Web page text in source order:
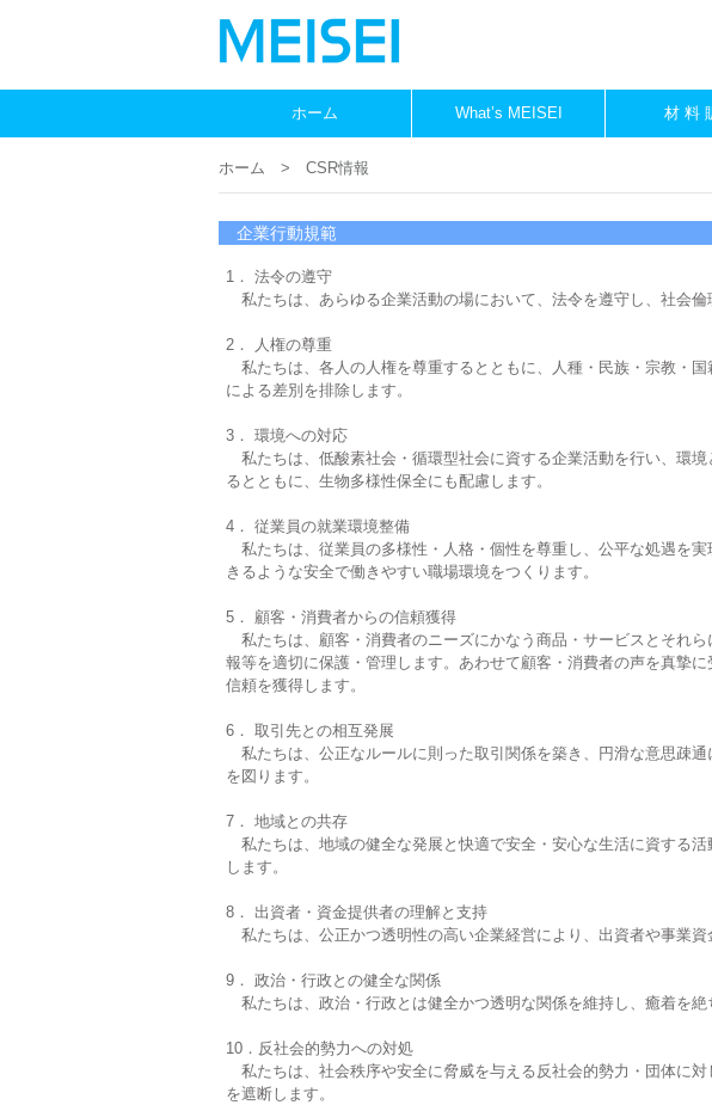
ホーム What’s MEISEI 材 料
ホーム > CSR情報
企業行動規範
1． 法令の遵守
私たちは、あらゆる企業活動の場において、法令を遵守し、社会倫
2． 人権の尊重
私たちは、各人の人権を尊重するとともに、人種・民族・宗教・
による差別を排除します。
3． 環境への対応
私たちは、低酸素社会・循環型社会に資する企業活動を行い、環
るとともに、生物多様性保全にも配慮します。
4． 従業員の就業環境整備
私たちは、従業員の多様性・人格・個性を尊重し、公平な処遇を
きるような安全で働きやすい職場環境をつくります。
5． 顧客・消費者からの信頼獲得
私たちは、顧客・消費者のニーズにかなう商品・サービスとそれ
報等を適切に保護・管理します。あわせて顧客・消費者の声を真摯
信頼を獲得します。
6． 取引先との相互発展
私たちは、公正なルールに則った取引関係を築き、円滑な意思疎
を図ります。
7． 地域との共存
私たちは、地域の健全な発展と快適で安全・安心な生活に資する
します。
8． 出資者・資金提供者の理解と支持
私たちは、公正かつ透明性の高い企業経営により、出資者や事業資
9． 政治・行政との健全な関係
私たちは、政治・行政とは健全かつ透明な関係を維持し、癒着を絶
10．反社会的勢力への対処
私たちは、社会秩序や安全に脅威を与える反社会的勢力・団体に
を遮断します。